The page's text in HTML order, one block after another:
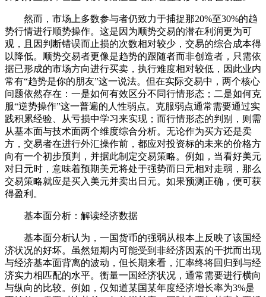
然而，市场上多数参与者仍致力于捕捉那20%至30%的趋
势行情进行顺势操作。这是因为顺势交易的潜在利润更为可
观，且因判断错误而止损的次数相对较少，交易的综合成本得
以降低。顺势交易者更像是趋势的跟随者而非创造者，只需依
据已形成的市场方向进行买卖，执行难度相对较低，因此业内
常有“趋势是你的朋友”这一说法。但在实际交易中，两个核心
问题依然存在：一是如何有效区分不同行情形态；二是如何克
服“逆势操作”这一普遍的人性弱点。克服弱点通常需要通过实
践积累经验、从亏损中学习来实现；而行情形态的判别，则需
从基本面与技术面两个维度综合分析。无论作为买方还是卖
方，交易者在进行外汇操作前，都应对投资标的未来的价格方
向有一个初步预判，并据此制定交易策略。例如，当看好美元
对日元时，意味着预期美元将处于强势而日元相对走弱，那么
交易策略就应是买入美元并卖出日元。如果预测正确，便可获
得盈利。
基本面分析：解读经济数据
基本面分析认为，一国货币的强弱从根本上反映了该国经
济状况的好坏。虽然短期内可能受到非经济因素的干扰而出现
与经济基本面背离的波动，但长期来看，汇率终将回归到与经
济实力相匹配的水平。衡量一国经济状况，通常需要进行横向
与纵向的比较。例如，仅知道某国某年度经济增长率为3%是